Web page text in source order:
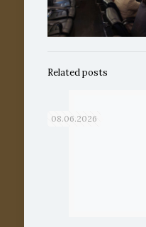
Related posts
08.06.2026